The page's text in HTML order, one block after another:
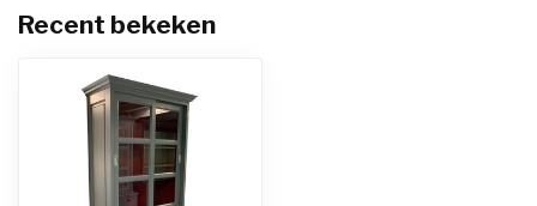
Recent bekeken